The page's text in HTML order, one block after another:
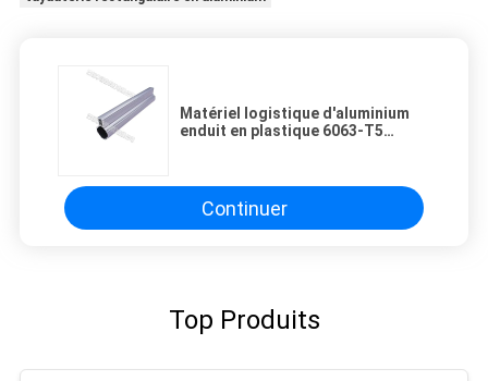
Matériel logistique d'aluminium
enduit en plastique 6063-T5
Continuer
Top Produits